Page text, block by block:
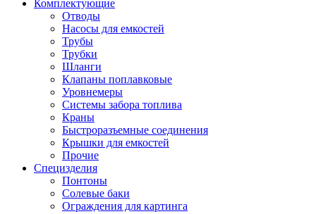
Комплектующие
Отводы
Насосы для емкостей
Трубы
Трубки
Шланги
Клапаны поплавковые
Уровнемеры
Системы забора топлива
Краны
Быстроразъемные соединения
Крышки для емкостей
Прочие
Специзделия
Понтоны
Солевые баки
Ограждения для картинга